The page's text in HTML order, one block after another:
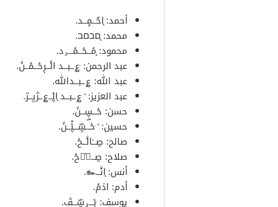
أحمد: ̨ا̍حۡــمۭــد.
محمد: ̨םבםב.
محمود: ̨مۘــحۡــمۘــﯡد.
عبد الرحمن: ּ؏ــبــد ּا̍ڷــڔحۡــمۘــنۨ.
عبد الله: ؏ــبــدﷲ.
عبد العزيز: ۛ ּ؏ــبــد ̨ا̍ڸــ؏ــژڀــڗ.
حسن: حۡــڛۣــنۨ.
حسين: ۛ ּحۡــڛۜــۑْۧــنۨ.
صالح: ڝــٰا̍ڷــحۡ.
صلاح: ڝــﻼ̍ۙحۡ.
أنس: ̨ا̍نۨــ๛.
أدم: ا̍دمۘ.
يوسف: ּٻۧــﯡڛۜــڤ.